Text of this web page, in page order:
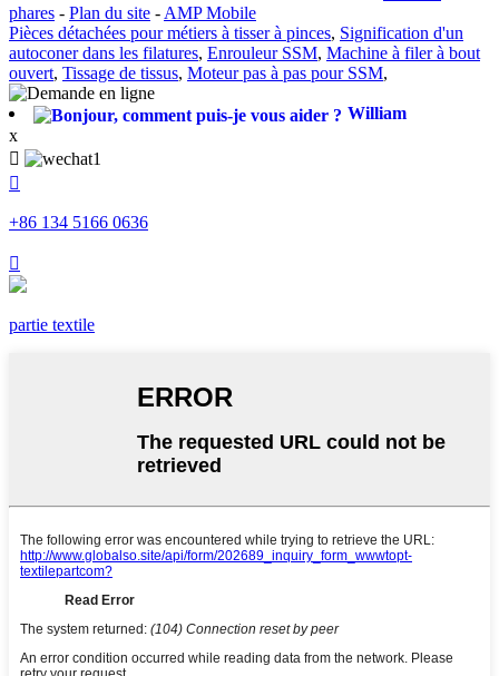
phares - Plan du site -AMP Mobile
Pièces détachées pour métiers à tisser à pinces, Signification d'un
autoconer dans les filatures, Enrouleur SSM, Machine à filer à bout
ouvert, Tissage de tissus, Moteur pas à pas pour SSM,
William
x


+86 134 5166 0636

partie textile